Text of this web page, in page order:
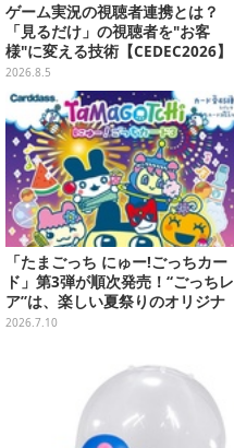
ゲーム実況の視聴者連携とは？
「見るだけ」の視聴者を"お客
様"に変える技術【CEDEC2026】
2026.8.5
「たまごっち にゅー!ごっちカー
ド」第3弾が順次発売！“ごっちレ
ア”は、楽しい夏祭りのオリジナ
ルアートに
2026.7.10